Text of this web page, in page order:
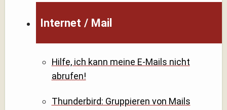
Internet / Mail
Hilfe, ich kann meine E-Mails nicht
abrufen!
Thunderbird: Gruppieren von Mails